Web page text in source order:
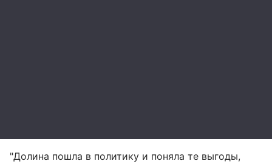
"Долина пошла в политику и поняла те выгоды,